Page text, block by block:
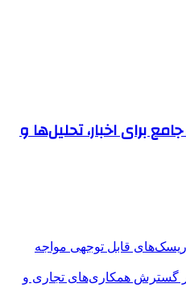
برای اخبار، تحلیل‌ها و
ریسک‌های قابل توجهی مواجه
بر گسترش همکاری‌های تجاری و